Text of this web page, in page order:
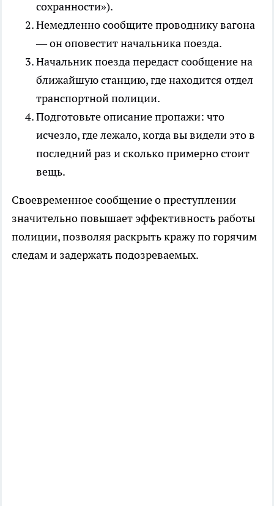
сохранности»).
Немедленно сообщите проводнику вагона
— он оповестит начальника поезда.
Начальник поезда передаст сообщение на
ближайшую станцию, где находится отдел
транспортной полиции.
Подготовьте описание пропажи: что
исчезло, где лежало, когда вы видели это в
последний раз и сколько примерно стоит
вещь.
Своевременное сообщение о преступлении
значительно повышает эффективность работы
полиции, позволяя раскрыть кражу по горячим
следам и задержать подозреваемых.